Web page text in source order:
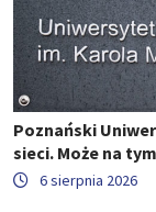
Poznański
sieci. Może na
6 sierpnia 2026